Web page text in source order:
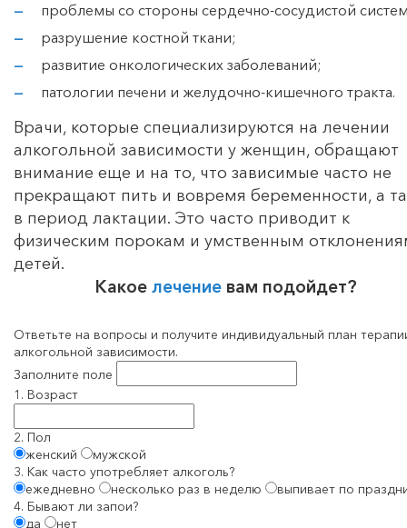
проблемы со стороны сердечно-сосудистой
разрушение костной ткани;
развитие онкологических заболеваний;
патологии печени и желудочно-кишечного тракта.
Врачи, которые специализируются на лечении
алкогольной зависимости у женщин, обращают
внимание еще и на то, что зависимые часто не
прекращают пить и вовремя беременности, а
в период лактации. Это часто приводит к
физическим порокам и умственным
детей.
Какое лечение вам подойдет?
Ответьте на вопросы и получите индивидуальный план
алкогольной зависимости.
Заполните поле
1. Возраст
2. Пол
женский
мужской
3. Как часто употребляет алкоголь?
ежедневно
несколько раз в неделю
выпивает по
4. Бывают ли запои?
да
нет